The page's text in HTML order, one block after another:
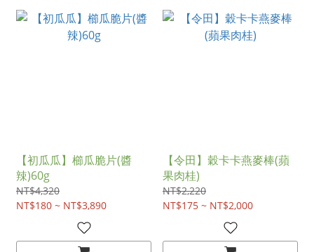
【初瓜瓜】櫛瓜脆片(醬
辣)60g
NT$4,320
NT$180 ~ NT$3,890
【令田】穀卡卡燕麥棒(蘋
果肉桂)
NT$2,220
NT$175 ~ NT$2,000